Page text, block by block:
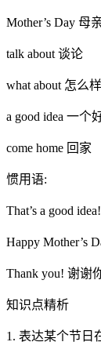
Mother’s Day 母
talk about 谈论
what about 怎么样
a good idea 一个
come home 回家
惯用语:
That’s a good
Happy Mother’s
Thank you! 谢谢
知识点精析
1. 表达某个节